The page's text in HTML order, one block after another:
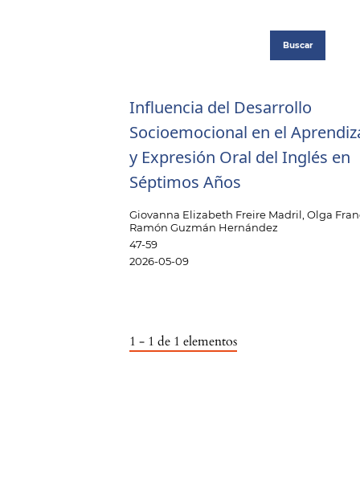
Buscar
Influencia del Desarrollo
Socioemocional en el
y Expresión Oral del Inglés en
Séptimos Años
Giovanna Elizabeth Freire Madril, Olga
Ramón Guzmán Hernández
47-59
2026-05-09
1 - 1 de 1 elementos